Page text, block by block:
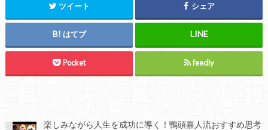
ツイート シェア
はてブ
Pocket feedly
楽しみながら人生を成功に導く！鴨頭嘉人流おすすめ思考